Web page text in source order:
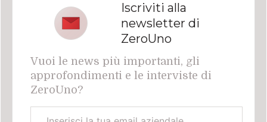
Iscriviti alla
newsletter di
ZeroUno
Vuoi le news più importanti, gli
approfondimenti e le interviste di
ZeroUno?